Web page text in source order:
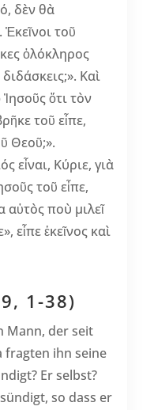
δὲν θὰ
τοῦ
ὁλόκληρος
Καὶ
ὅτι τὸν
τοῦ εἶπε,
Θεοῦ;».
εἶναι, Κύριε, γιὰ
τοῦ εἶπε,
αὐτὸς ποὺ μιλεῖ
εἶπε ἐκεῖνος καὶ
1-38)
Mann, der seit
fragten ihn seine
Er selbst?
so dass er